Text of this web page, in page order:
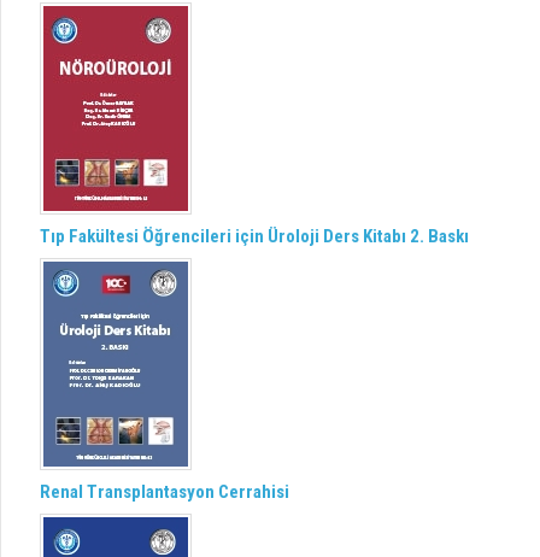
Tıp Fakültesi Öğrencileri için Üroloji Ders Kitabı 2. Baskı
Renal Transplantasyon Cerrahisi